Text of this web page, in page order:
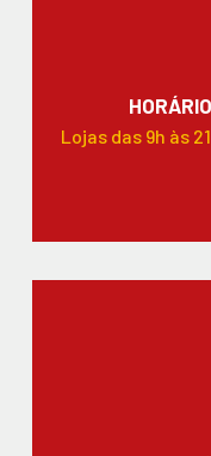
Lojas das 9h às